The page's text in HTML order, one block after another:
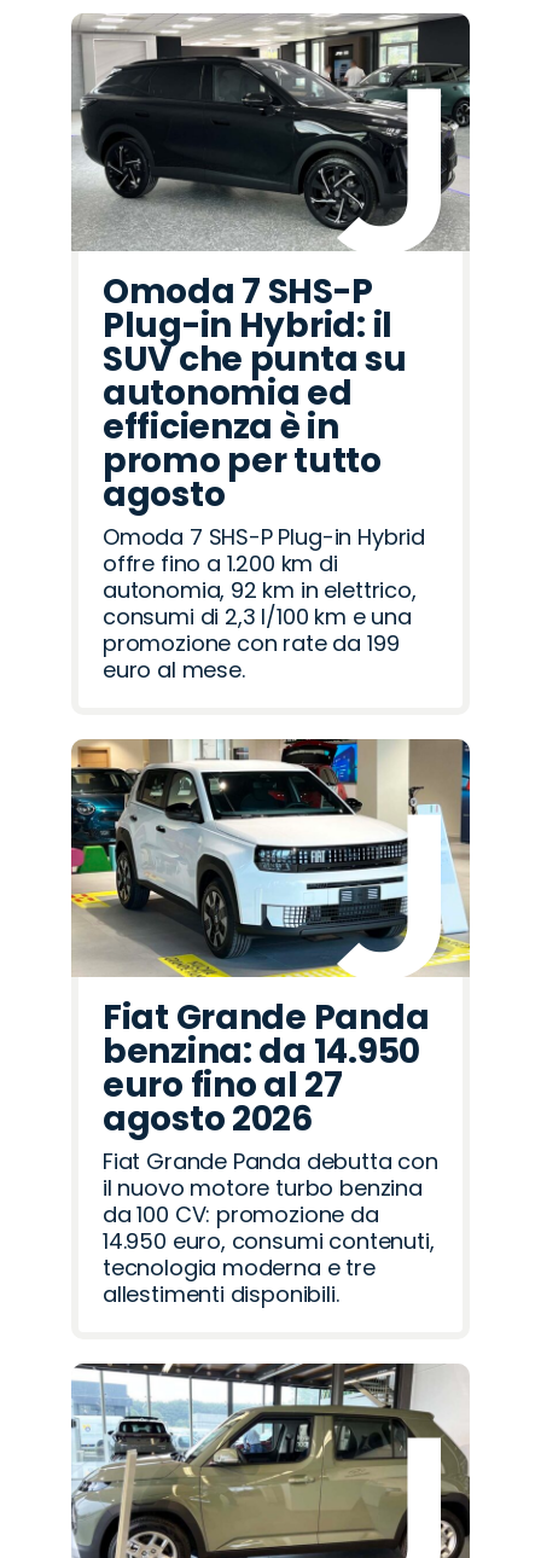
Omoda 7 SHS-P
Plug-in Hybrid: il
SUV che punta su
autonomia ed
efficienza è in
promo per tutto
agosto
Omoda 7 SHS-P Plug-in Hybrid
offre fino a 1.200 km di
autonomia, 92 km in elettrico,
consumi di 2,3 l/100 km e una
promozione con rate da 199
euro al mese.
Fiat Grande Panda
benzina: da 14.950
euro fino al 27
agosto 2026
Fiat Grande Panda debutta con
il nuovo motore turbo benzina
da 100 CV: promozione da
14.950 euro, consumi contenuti,
tecnologia moderna e tre
allestimenti disponibili.